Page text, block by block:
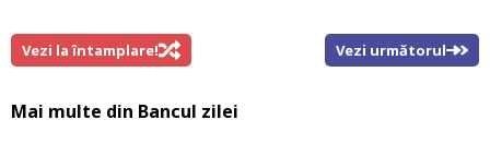
Vezi la întamplare! Vezi următorul
Mai multe din Bancul zilei